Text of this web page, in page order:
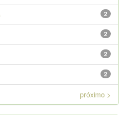
2
2
2
2
próximo >